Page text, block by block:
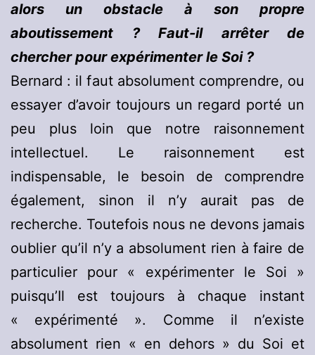
alors un obstacle à son propre
aboutissement ? Faut-il arrêter de
chercher pour expérimenter le Soi ?
Bernard : il faut absolument comprendre, ou
essayer d’avoir toujours un regard porté un
peu plus loin que notre raisonnement
intellectuel. Le raisonnement est
indispensable, le besoin de comprendre
également, sinon il n’y aurait pas de
recherche. Toutefois nous ne devons jamais
oublier qu’il n’y a absolument rien à faire de
particulier pour « expérimenter le Soi »
puisqu’Il est toujours à chaque instant
« expérimenté ». Comme il n’existe
absolument rien « en dehors » du Soi et